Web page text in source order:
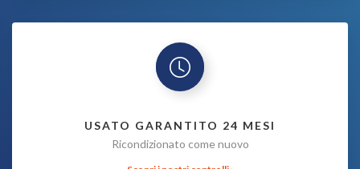
USATO GARANTITO 24 MESI
Ricondizionato come nuovo